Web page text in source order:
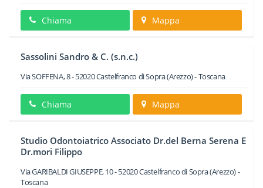
Chiama Mappa
Sassolini Sandro & C. (s.n.c.)
Via SOFFENA, 8-52020Castelfranco di Sopra(Arezzo) -Toscana
Chiama Mappa
Studio Odontoiatrico Associato Dr.del Berna Serena E
Dr.mori Filippo
Via GARIBALDI GIUSEPPE, 10-52020Castelfranco di Sopra(Arezzo) -
Toscana